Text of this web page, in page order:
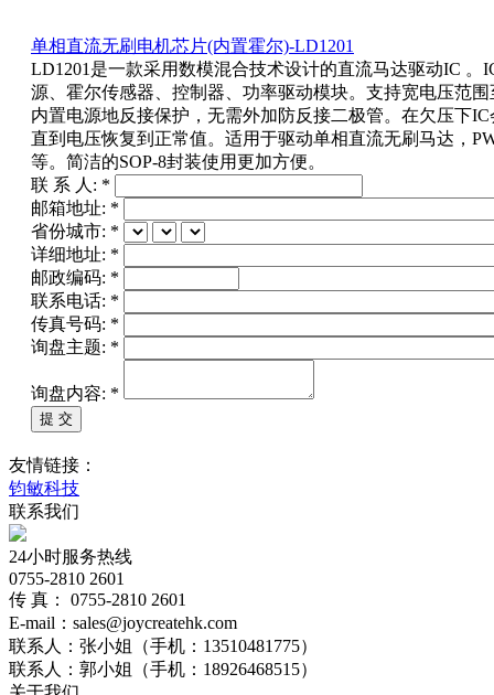
单相直流无刷电机芯片(内置霍尔)-LD1201
LD1201是一款采用数模混合技术设计的直流马达驱动IC 。
源、霍尔传感器、控制器、功率驱动模块。支持宽电压范围
内置电源地反接保护，无需外加防反接二极管。在欠压下
直到电压恢复到正常值。适用于驱动单相直流无刷马达，
等。简洁的SOP-8封装使用更加方便。
联 系 人: *
邮箱地址: *
省份城市: *
详细地址: *
邮政编码: *
联系电话: *
传真号码: *
询盘主题: *
询盘内容: *
友情链接：
钧敏科技
联系我们
24小时服务热线
0755-2810 2601
传 真： 0755-2810 2601
E-mail：sales@joycreatehk.com
联系人：张小姐（手机：13510481775）
联系人：郭小姐（手机：18926468515）